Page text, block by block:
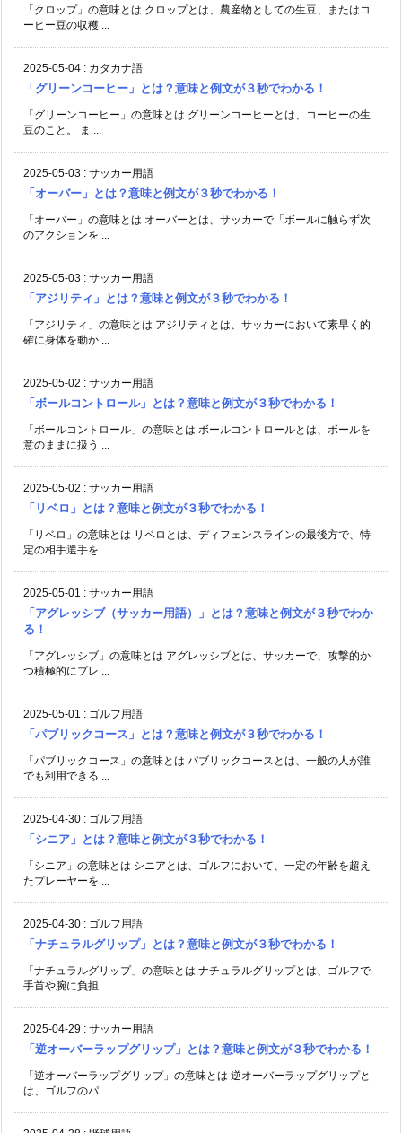
「クロップ」の意味とは クロップとは、農産物としての生豆、またはコ
ーヒー豆の収穫 ...
2025-05-04 : カタカナ語
「グリーンコーヒー」とは？意味と例文が３秒でわかる！
「グリーンコーヒー」の意味とは グリーンコーヒーとは、コーヒーの生
豆のこと。 ま ...
2025-05-03 : サッカー用語
「オーバー」とは？意味と例文が３秒でわかる！
「オーバー」の意味とは オーバーとは、サッカーで「ボールに触らず次
のアクションを ...
2025-05-03 : サッカー用語
「アジリティ」とは？意味と例文が３秒でわかる！
「アジリティ」の意味とは アジリティとは、サッカーにおいて素早く的
確に身体を動か ...
2025-05-02 : サッカー用語
「ボールコントロール」とは？意味と例文が３秒でわかる！
「ボールコントロール」の意味とは ボールコントロールとは、ボールを
意のままに扱う ...
2025-05-02 : サッカー用語
「リベロ」とは？意味と例文が３秒でわかる！
「リベロ」の意味とは リベロとは、ディフェンスラインの最後方で、特
定の相手選手を ...
2025-05-01 : サッカー用語
「アグレッシブ（サッカー用語）」とは？意味と例文が３秒でわか
る！
「アグレッシブ」の意味とは アグレッシブとは、サッカーで、攻撃的か
つ積極的にプレ ...
2025-05-01 : ゴルフ用語
「パブリックコース」とは？意味と例文が３秒でわかる！
「パブリックコース」の意味とは パブリックコースとは、一般の人が誰
でも利用できる ...
2025-04-30 : ゴルフ用語
「シニア」とは？意味と例文が３秒でわかる！
「シニア」の意味とは シニアとは、ゴルフにおいて、一定の年齢を超え
たプレーヤーを ...
2025-04-30 : ゴルフ用語
「ナチュラルグリップ」とは？意味と例文が３秒でわかる！
「ナチュラルグリップ」の意味とは ナチュラルグリップとは、ゴルフで
手首や腕に負担 ...
2025-04-29 : サッカー用語
「逆オーバーラップグリップ」とは？意味と例文が３秒でわかる！
「逆オーバーラップグリップ」の意味とは 逆オーバーラップグリップと
は、ゴルフのパ ...